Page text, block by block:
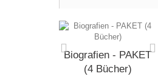
Biografien - PAKET
(4 Bücher)